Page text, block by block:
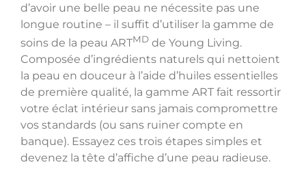
d’avoir une belle peau ne nécessite pas une
longue routine – il suffit d’utiliser la gamme de
soins de la peau ARTMDde Young Living.
Composée d’ingrédients naturels qui nettoient
la peau en douceur à l’aide d’huiles essentielles
de première qualité, la gamme ART fait ressortir
votre éclat intérieur sans jamais compromettre
vos standards (ou sans ruiner compte en
banque). Essayez ces trois étapes simples et
devenez la tête d’affiche d’une peau radieuse.